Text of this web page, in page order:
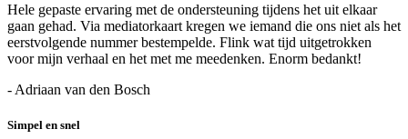
Hele gepaste ervaring met de ondersteuning tijdens het uit elkaar
gaan gehad. Via mediatorkaart kregen we iemand die ons niet als het
eerstvolgende nummer bestempelde. Flink wat tijd uitgetrokken
voor mijn verhaal en het met me meedenken. Enorm bedankt!
- Adriaan van den Bosch
Simpel en snel